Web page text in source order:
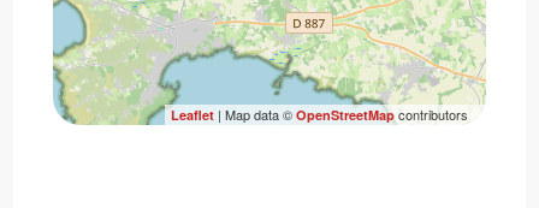
Leaflet| Map data © OpenStreetMapcontributors